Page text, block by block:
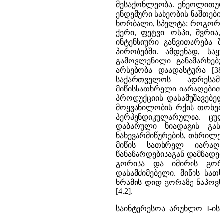
მესაქონლეობა.
ენდემური სახეობის
ხორბალი, სპელტა; როგორც
ქერი, ფეტვი, ოსპი,
ინტენსიური
პირობებში. ამდენად,
გამოვლენილი
არსებობა დაადასტურა
საქართველოს
მიწისსათხრელი
პროდუქციის
მოყვანილობის რქის
პერპენდიკულარულია.
დაბარული ნიადაგის
ნახევარმიწურების,
მიწის სათხრელ
წანაზარდებისაგან
გორისა და იმირის
დასამძიმებელი. მიწის
ხრამის დიდ გორაზე
[4.2].
საინტერესოა არუხლო I-